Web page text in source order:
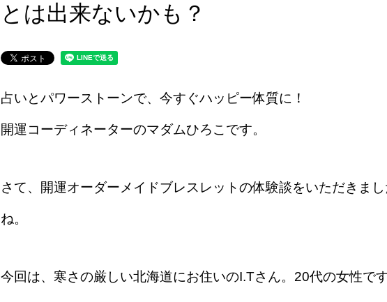
とは出来ないかも？
占いとパワーストーンで、今すぐハッピー体質に！
開運コーディネーターのマダムひろこです。
さて、開運オーダーメイドブレスレットの体験談をいただきま
ね。
今回は、寒さの厳しい北海道にお住いのI.Tさん。20代の女性です